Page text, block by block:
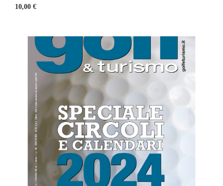
10,00 €